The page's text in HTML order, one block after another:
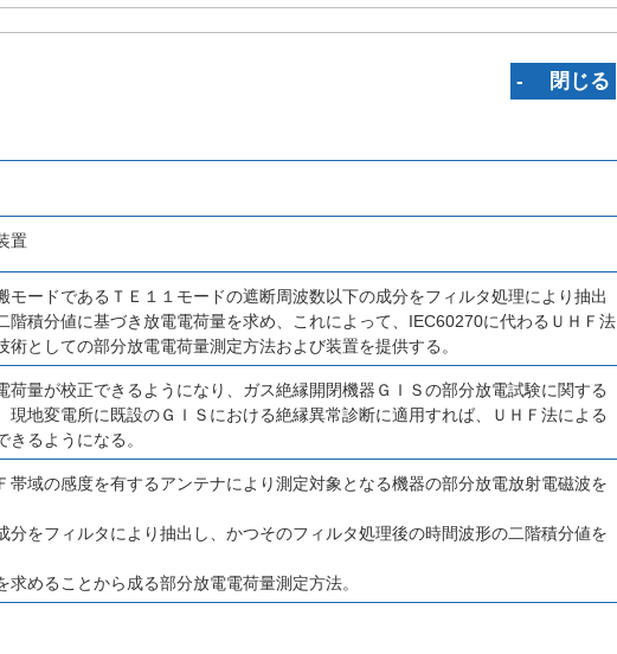
‐ 閉じる
置
ードであるＴＥ１１モードの遮断周波数以下の成分をフィルタ処理により抽出
階積分値に基づき放電電荷量を求め、これによって、IEC60270に代わるＵＨＦ法
としての部分放電電荷量測定方法および装置を提供する。
量が校正できるようになり、ガス絶縁開閉機器ＧＩＳの部分放電試験に関する
現地変電所に既設のＧＩＳにおける絶縁異常診断に適用すれば、ＵＨＦ法による
るようになる。
帯域の感度を有するアンテナにより測定対象となる機器の部分放電放射電磁波を
分をフィルタにより抽出し、かつそのフィルタ処理後の時間波形の二階積分値を
めることから成る部分放電電荷量測定方法。